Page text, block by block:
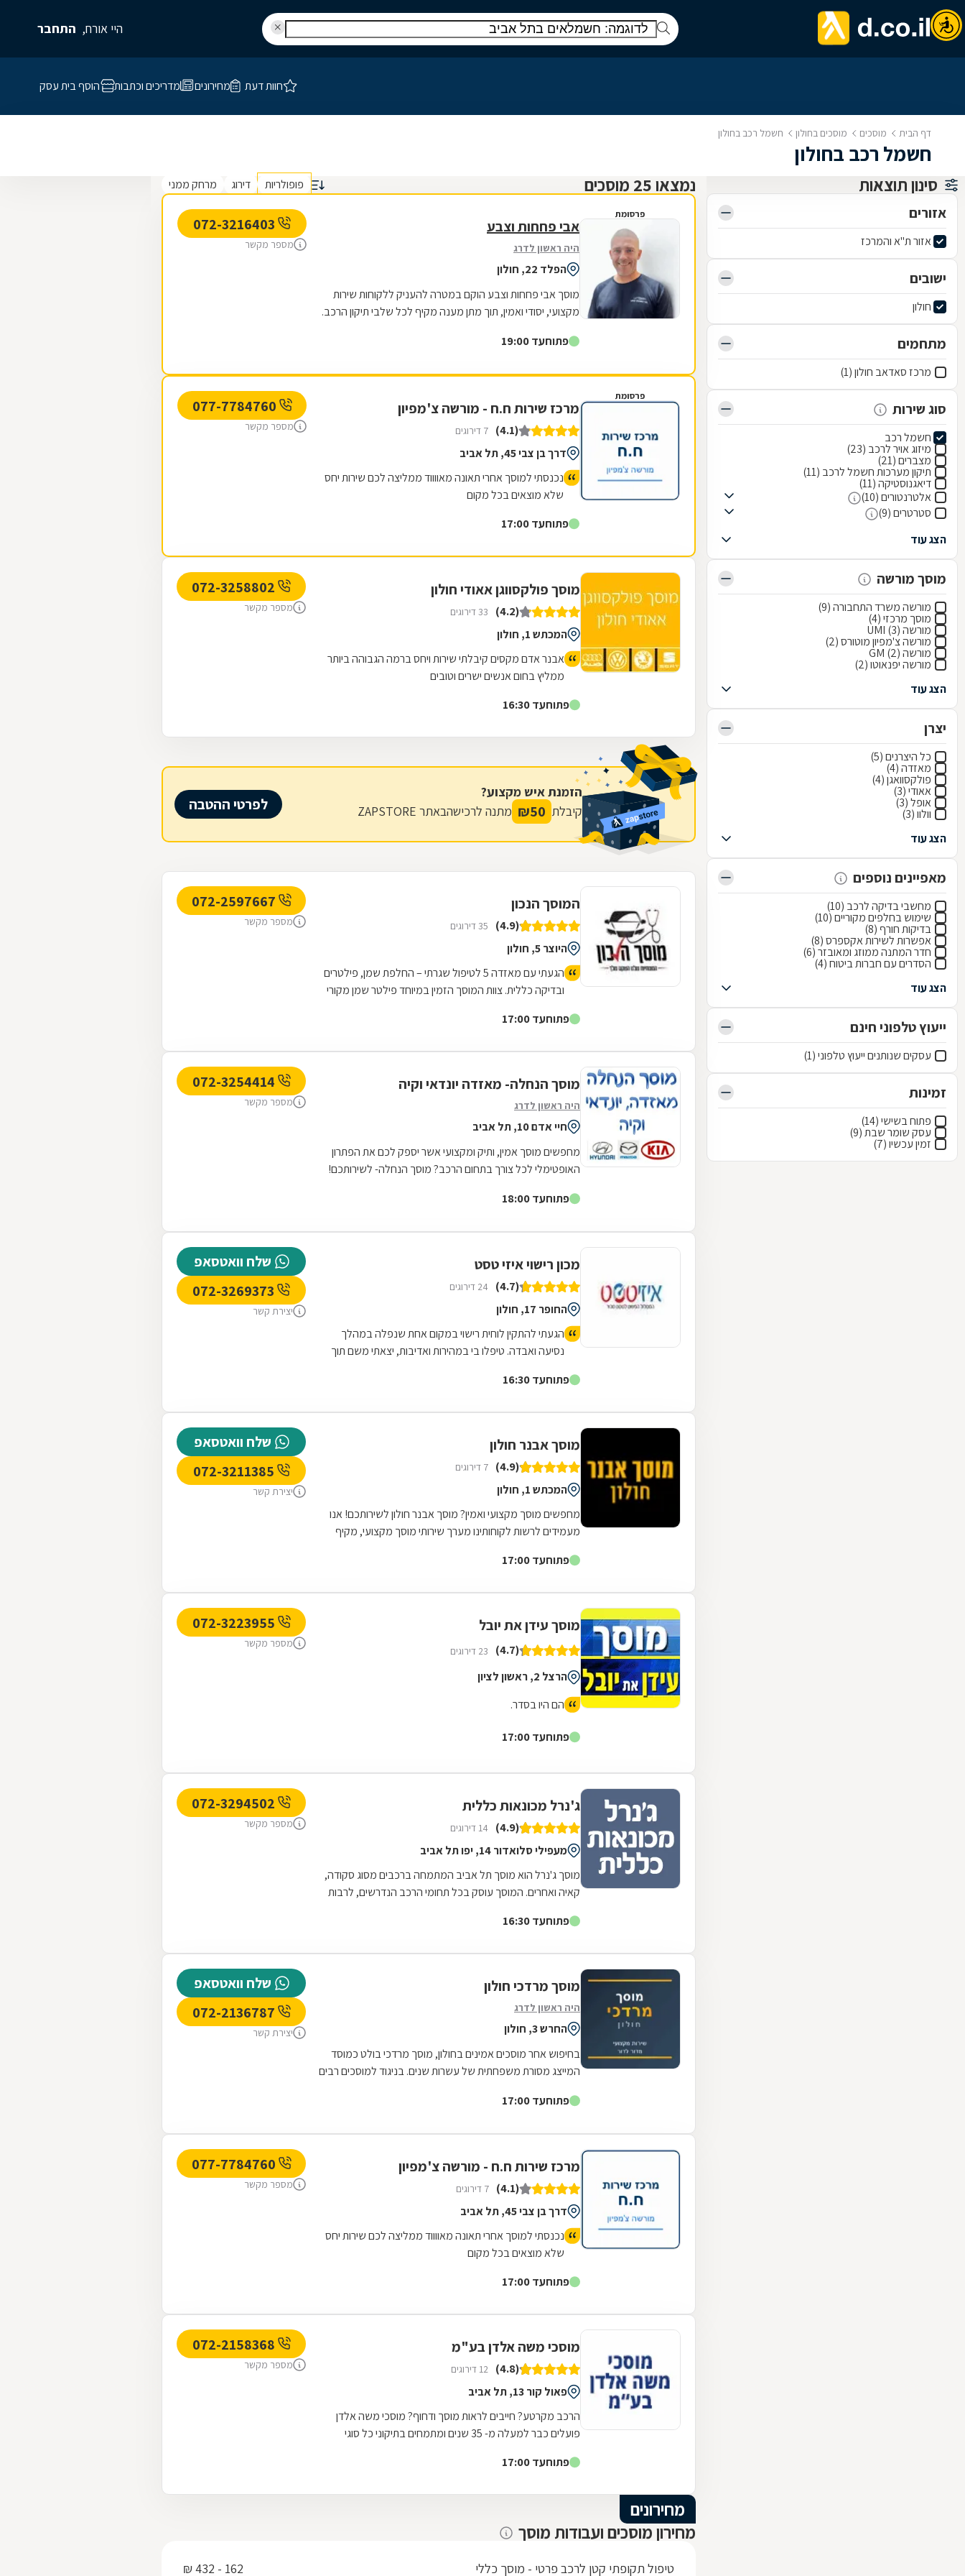
היי אורח, התחבר
חוות דעת מחירונים מדריכים וכתבות הוסף בית עסק
דף הבית מוסכים מוסכים בחולון חשמל רכב בחולון
חשמל רכב בחולון
סינון תוצאות
אזורים
אזור ת"א והמרכז
ישובים
חולון
מתחמים
מרכז סאדאב חולון (1)
סוג שירות
חשמל רכב
מיזוג אויר לרכב (23)
מצברים (21)
תיקון מערכות חשמל לרכב (11)
דיאגנוסטיקה (11)
אלטרנטורים (10)
סטרטרים (9)
הצג עוד
מוסך מורשה
מורשה משרד התחבורה (9)
מוסך מרכזי (4)
מורשה UMI (3)
מורשה צ'מפיון מוטורס (2)
מורשה GM (2)
מורשה יפנאוטו (2)
הצג עוד
יצרן
כל היצרנים (5)
מאזדה (4)
פולקסוואגן (4)
אאודי (3)
אופל (3)
וולוו (3)
הצג עוד
מאפיינים נוספים
מחשבי בדיקה לרכב (10)
שימוש בחלפים מקוריים (10)
בדיקות חורף (8)
אפשרות לשירות אקספרס (8)
חדר המתנה ממוזג ומאובזר (6)
הסדרים עם חברות ביטוח (4)
הצג עוד
ייעוץ טלפוני חינם
עסקים שנותנים ייעוץ טלפוני (1)
זמינות
פתוח בשישי (14)
עסק שומר שבת (9)
זמין עכשיו (7)
נמצאו 25 מוסכים פופולריות דירוג מרחק ממני
פרסומת
אבי פחחות וצבע
היה ראשון לדרג
הפלד 22, חולון
מוסך אבי פחחות וצבע הוקם במטרה להעניק ללקוחות שירות
מקצועי, יסודי ואמין, תוך מתן מענה מקיף לכל שלבי תיקון הרכב.
פתוחעד 19:00
מספר מקשר
פרסומת
מרכז שירות ח.ח - מורשה צ'מפיון
(4.1) 7 דירוגים
דרך בן צבי 45, תל אביב
נכנסתי למוסך אחרי תאונה מאווווד ממליצה לכם שירות יחס
שלא מוצאים בכל מקום
פתוחעד 17:00
מספר מקשר
מוסך פולקסווגן אאודי חולון
(4.2) 33 דירוגים
המכתש 1, חולון
אבנר אדם מקסים קיבלתי שירות ויחס ברמה הגבוהה ביותר
ממליץ בחום אנשים ישרים וטובים
פתוחעד 16:30
מספר מקשר
הזמנת איש מקצוע?
קיבלת 50
₪ מתנה לרכישהבאתר ZAPSTORE לפרטי ההטבה
המוסך הנכון
(4.9) 35 דירוגים
היוצר 5, חולון
הגעתי עם מאזדה 5 לטיפול שגרתי – החלפת שמן, פילטרים
ובדיקה כללית. צוות המוסך הזמין במיוחד פילטר שמן מקורי
לחום והעומס של הקיץ בישראל. הכל בוצע בצורה מאוד
שצריך. שירות אדיב, אמין ומדויק. ממליץ מאוד!
פתוחעד 17:00
מספר מקשר
מוסך הנחלה- מאזדה יונדאי וקיה
היה ראשון לדרג
חיי אדם 10, תל אביב
מחפשים מוסך אמין, ותיק ומקצועי אשר יספק לכם את הפתרון
האופטימלי לכל צורך בתחום הרכב? מוסך הנחלה- לשירותכם!
פתוחעד 18:00
מספר מקשר
מכון רישוי איזי טסט
(4.7) 24 דירוגים
החופר 17, חולון
הגעתי להתקין לוחית רישוי במקום אחת שנפלה במהלך
נסיעה ואבדה. טיפלו בי במהירות ואדיבות, יצאתי משם תוך
פתוחעד 16:30
שלח וואטסאפ
יצירת קשר
מוסך אבנר חולון
(4.9) 7 דירוגים
המכתש 1, חולון
מחפשים מוסך מקצועי ואמין? מוסך אבנר חולון לשירותכם! אנו
מעמידים לרשות לקוחותינו מערך שירותי מוסך מקצועי, מקיף
פתוחעד 17:00
שלח וואטסאפ
יצירת קשר
מוסך עידן את יובל
(4.7) 23 דירוגים
הרצל 2, ראשון לציון
הם היו בסדר.
פתוחעד 17:00
מספר מקשר
ג'נרל מכונאות כללית
(4.9) 14 דירוגים
מעפילי סלואדור 14, יפו תל אביב
מוסך ג'נרל הוא מוסך תל אביב המתמחה ברכבים מסוג סקודה,
קאיה ואחרים. המוסך עוסק בכל תחומי הרכב הנדרשים, לרבות
פתוחעד 16:30
מספר מקשר
מוסך מרדכי חולון
היה ראשון לדרג
החרש 3, חולון
בחיפוש אחר מוסכים אמינים בחולון, מוסך מרדכי בולט כמוסד
המייצג מסורת משפחתית של עשרות שנים. בניגוד למוסכים רבים
פתוחעד 17:00
שלח וואטסאפ
יצירת קשר
מרכז שירות ח.ח - מורשה צ'מפיון
(4.1) 7 דירוגים
דרך בן צבי 45, תל אביב
נכנסתי למוסך אחרי תאונה מאווווד ממליצה לכם שירות יחס
שלא מוצאים בכל מקום
פתוחעד 17:00
מספר מקשר
מוסכי משה אלדן בע"מ
(4.8) 12 דירוגים
פאול קור 13, תל אביב
הרכב מקרטע? חייבים לראות מוסך ודחוף? מוסכי משה אלדן
פועלים כבר למעלה מ- 35 שנים ומתמחים בתיקוני כל סוגי
פתוחעד 17:00
מספר מקשר
מחירונים
מחירון מוסכים ועבודות מוסך
טיפול תקופתי קטן לרכב פרטי - מוסך כללי 162 - 432 ₪